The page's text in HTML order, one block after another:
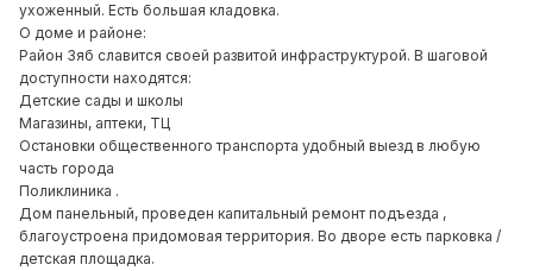
ухоженный. Есть большая кладовка.
О доме и районе:
Район Зяб славится своей развитой инфраструктурой. В шаговой
доступности находятся:
Детские сады и школы
Магазины, аптеки, ТЦ
Остановки общественного транспорта удобный выезд в любую
часть города
Поликлиника .
Дом панельный, проведен капитальный ремонт подъезда ,
благоустроена придомовая территория. Во дворе есть парковка /
детская площадка.